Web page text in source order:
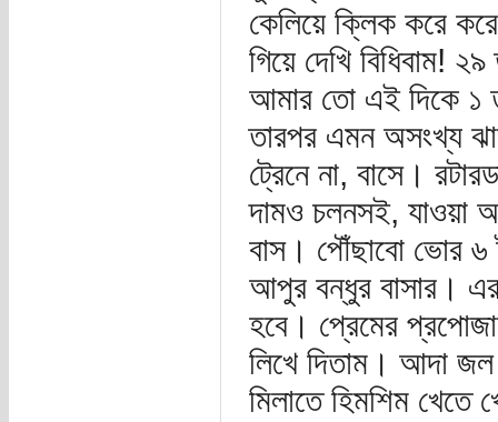
কেলিয়ে ক্লিক করে
গিয়ে দেখি বিধিবাম!
আমার তো এই দিকে ১
তারপর এমন অসংখ্য
ট্রেনে না, বাসে।
দামও চলনসই, যাওয়া
বাস। পৌঁছাবো ভোর ৬
আপুর বন্ধুর বাসার।
হবে। প্রেমের
লিখে দিতাম। আদা
মিলাতে হিমশিম খেতে